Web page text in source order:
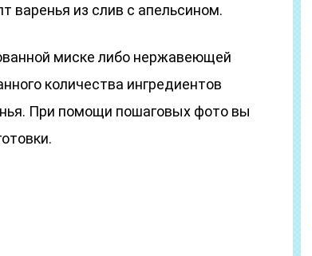
из слив с апельсином.
миске либо нержавеющей
количества ингредиентов
При помощи пошаговых фото вы